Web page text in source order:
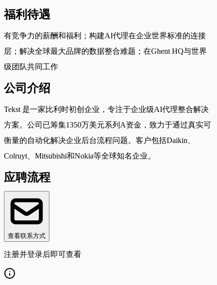
福利待遇
有竞争力的薪酬和福利；构建AI代理在企业世界标准的连接
层；解决全球最大品牌的数据整合难题；在Ghent HQ与世界
级团队共同工作
公司介绍
Tekst 是一家比利时初创企业，专注于企业级AI代理整合解决
方案。公司已筹集1350万美元系列A资金，致力于通过真实可
衡量的自动化解决企业后台流程问题。客户包括Daikin、
Colruyt、Mitsubishi和Nokia等全球知名企业。
应聘流程
查看联系方式
注册并登录后即可查看